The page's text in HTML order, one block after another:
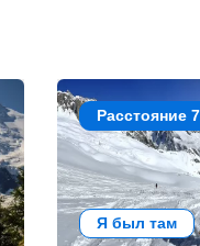
Расстояние
Я был там